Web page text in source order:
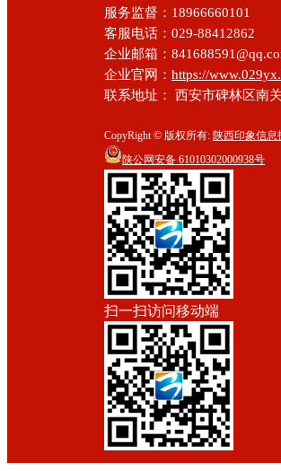
服务监督：18966660101
客服电话：029-88412862
企业邮箱：
企业官网： https://
联系地址： 西安市碑林区南
CopyRight © 版权所有: 陕西印象信息
陕公网安备 61010302000938号
扫一扫访问移动端